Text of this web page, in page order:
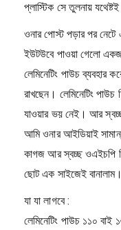
প্লাস্টিক সে তুলনায়
ওনার পোস্ট পড়ার পর
ইউটউবে পাওয়া গেলো একজন
লেমিনেটিং পাউচ ব্যবহার
রাখছেন। লেমিনেটিং
যাওয়ার ভয় নেই। আর স্বচ্ছ
আমি ওনার আইডিয়াই
কাগজ আর স্বচ্ছ ওএইচপি
ছোট এক সাইজেই
যা যা লাগবে :
লেমিনেটিং পাউচ ১১০